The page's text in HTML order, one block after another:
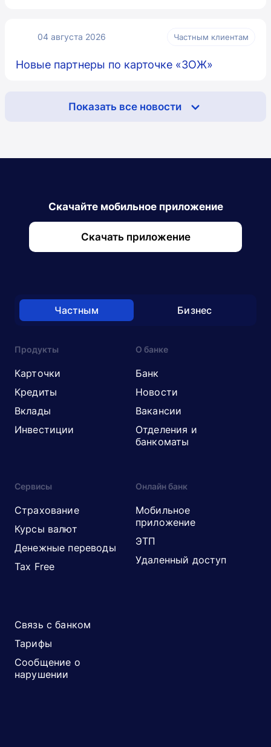
04 августа 2026 Частным клиентам
Новые партнеры по карточке «ЗОЖ»
Показать все новости
Скачайте мобильное приложение
Скачать приложение
Частным Бизнес
Продукты
Карточки
Кредиты
Вклады
Инвестиции
О банке
Банк
Новости
Вакансии
Отделения и
банкоматы
Сервисы
Страхование
Курсы валют
Денежные переводы
Tax Free
Онлайн банк
Мобильное
приложение
ЭТП
Удаленный доступ
Связь с банком
Тарифы
Сообщение о
нарушении